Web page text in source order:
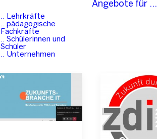
.. Lehrkräfte
.. pädagogische
Fachkräfte
.. Schülerinnen und
Schüler
.. Unternehmen
Angebote für …